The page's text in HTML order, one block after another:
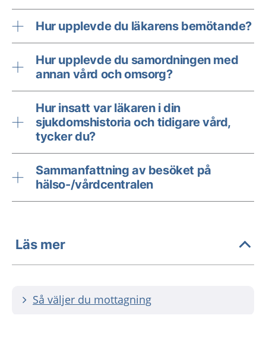
Hur upplevde du läkarens bemötande?
Hur upplevde du samordningen med
annan vård och omsorg?
Hur insatt var läkaren i din
sjukdomshistoria och tidigare vård,
tycker du?
Sammanfattning av besöket på
hälso-/vårdcentralen
Läs mer
Så väljer du mottagning